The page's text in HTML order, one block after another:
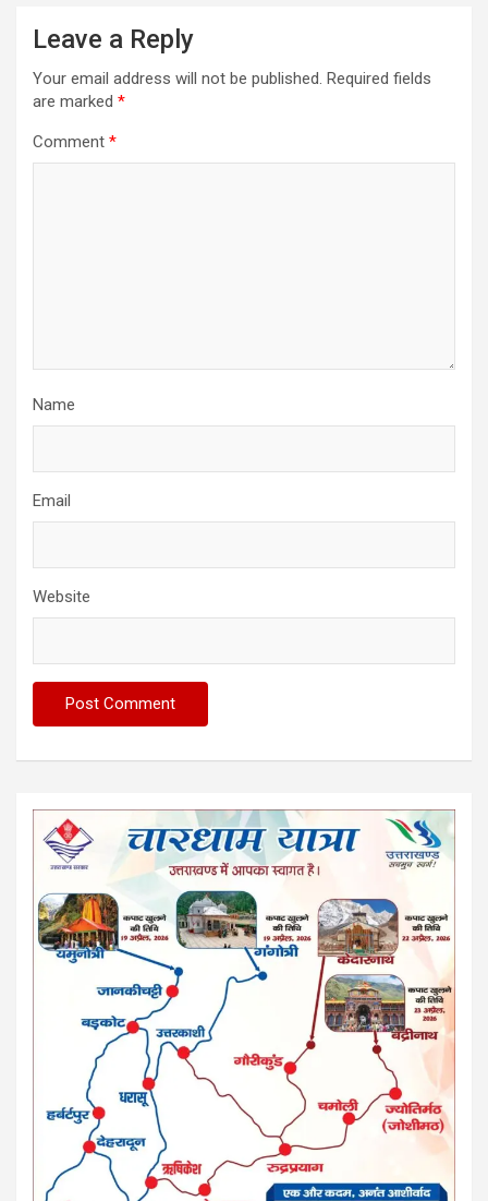
Leave a Reply
Your email address will not be published. Required fields
are marked *
Comment *
Name
Email
Website